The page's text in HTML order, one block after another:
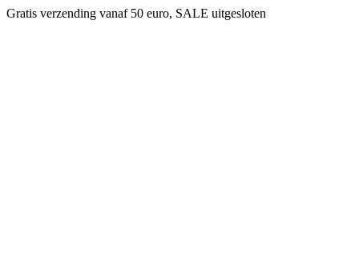
Gratis verzending vanaf 50 euro, SALE uitgesloten